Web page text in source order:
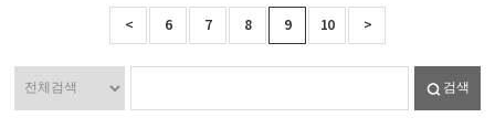
< 6 7 8 9 10 >
검색